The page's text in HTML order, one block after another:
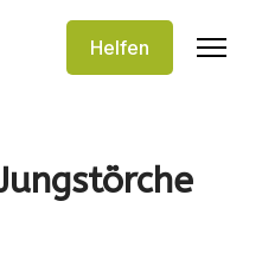
Helfen